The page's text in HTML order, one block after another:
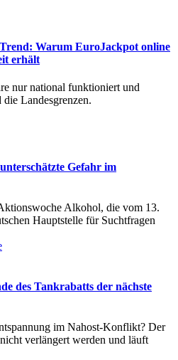
Warum EuroJackpot online
erhält
nur national funktioniert und
die Landesgrenzen.
Gefahr im
Alkohol, die vom 13.
Hauptstelle für Suchtfragen
des Tankrabatts der nächste
im Nahost-Konflikt? Der
verlängert werden und läuft